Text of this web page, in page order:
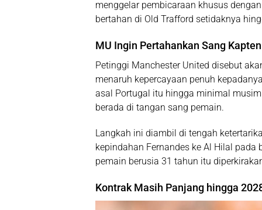
menggelar pembicaraan khusus
bertahan di Old Trafford setidaknya
MU Ingin Pertahankan Sang Kapten
Petinggi Manchester United disebut
menaruh kepercayaan penuh
asal Portugal itu hingga minimal
berada di tangan sang pemain.
Langkah ini diambil di tengah
kepindahan Fernandes ke Al Hilal pada
pemain berusia 31 tahun itu
Kontrak Masih Panjang hingga